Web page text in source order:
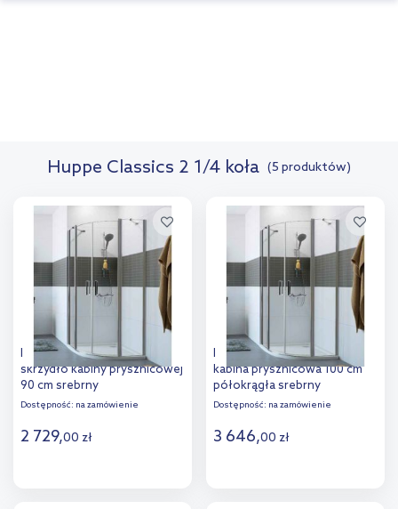
Huppe Classics 2 1/4 koła (5 produktów)
Huppe Classics 2 1/4 koła
skrzydło kabiny prysznicowej
90 cm srebrny
błyszczący/szkło
C24002.069.322
Dostępność: na zamówienie
2 729,00 zł
Huppe Classics 2 1/4 koła
kabina prysznicowa 100 cm
półokrągła srebrny
połysk/szkło przezroczyste
Dostępność: na zamówienie
3 646,00 zł